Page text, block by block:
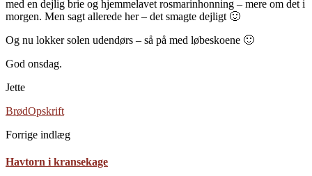
med en dejlig brie og hjemmelavet rosmarinhonning – mere om det i
morgen. Men sagt allerede her – det smagte dejligt 🙂
Og nu lokker solen udendørs – så på med løbeskoene 🙂
God onsdag.
Jette
BrødOpskrift
Forrige indlæg
Havtorn i kransekage